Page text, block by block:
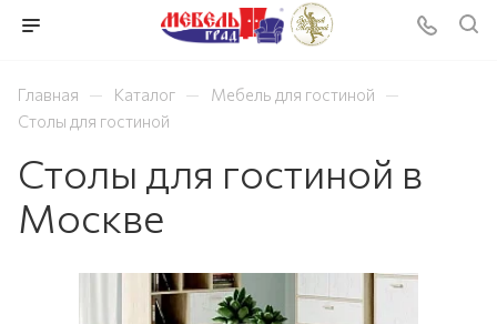
Главная — Каталог — Мебель для гостиной —
Столы для гостиной
Столы для гостиной в
Москве